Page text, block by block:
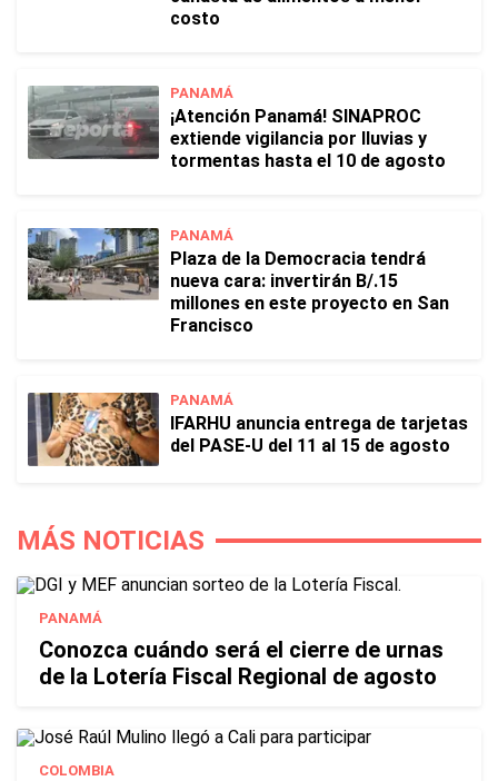
costo
PANAMÁ
¡Atención Panamá! SINAPROC
extiende vigilancia por lluvias y
tormentas hasta el 10 de agosto
PANAMÁ
Plaza de la Democracia tendrá
nueva cara: invertirán B/.15
millones en este proyecto en San
Francisco
PANAMÁ
IFARHU anuncia entrega de tarjetas
del PASE-U del 11 al 15 de agosto
MÁS NOTICIAS
PANAMÁ
Conozca cuándo será el cierre de urnas
de la Lotería Fiscal Regional de agosto
COLOMBIA